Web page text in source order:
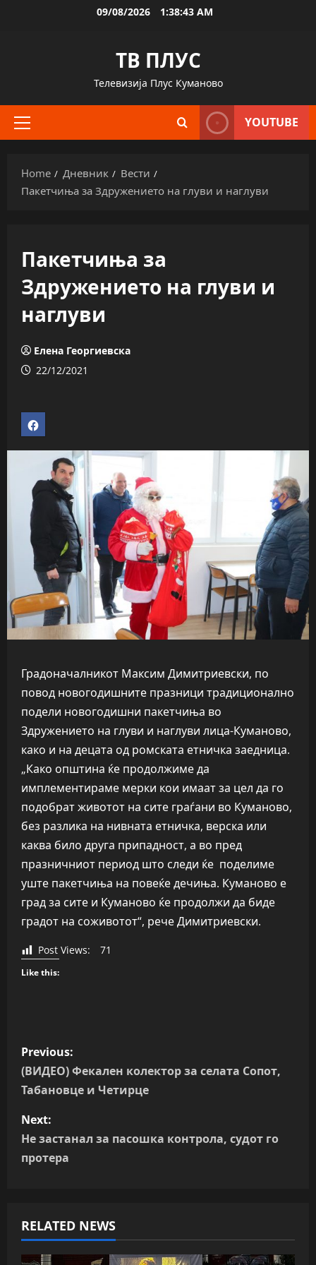
09/08/2026 1:38:43 AM
ТВ ПЛУС
Телевизија Плус Куманово
Primary
YOUTUBE
Home Дневник
Вести
Пакетчиња за Здружението на глуви и наглуви
Пакетчиња за
Здружението на глуви и
наглуви
Елена Георгиевска
22/12/2021
Градоначалникот Максим Димитриевски, по
повод новогодишните празници традиционално
подели новогодишни пакетчиња во
Здружението на глуви и наглуви лица-Куманово,
како и на децата од ромската етничка заедница.
„Како општина ќе продолжиме да
имплементираме мерки кои имаат за цел да го
подобрат животот на сите граѓани во Куманово,
без разлика на нивната етничка, верска или
каква било друга припадност, а во пред
празничниот период што следи ќе поделиме
уште пакетчиња на повеќе дечиња. Куманово е
град за сите и Куманово ќе продолжи да биде
градот на соживотот“, рече Димитриевски.
Post Views: 71
Like this:
P
o
t
n
v
i
Previous:
(ВИДЕО) Фекален колектор за селата Сопот,
Табановце и Четирце
Next:
Не застанал за пасошка контрола, судот го
протера
RELATED NEWS